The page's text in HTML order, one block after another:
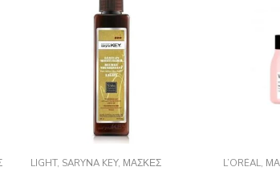
LIGHT, SARYNA KEY, ΜΆΣΚΕΣ
L’ORÉAL,